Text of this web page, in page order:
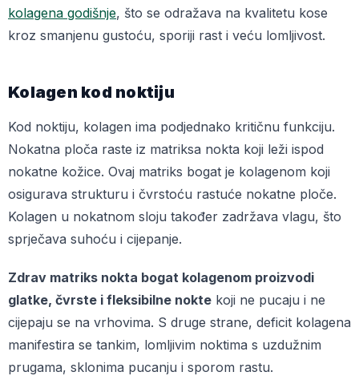
kolagena godišnje, što se odražava na kvalitetu kose
kroz smanjenu gustoću, sporiji rast i veću lomljivost.
Kolagen kod noktiju
Kod noktiju, kolagen ima podjednako kritičnu funkciju.
Nokatna ploča raste iz matriksa nokta koji leži ispod
nokatne kožice. Ovaj matriks bogat je kolagenom koji
osigurava strukturu i čvrstoću rastuće nokatne ploče.
Kolagen u nokatnom sloju također zadržava vlagu, što
sprječava suhoću i cijepanje.
Zdrav matriks nokta bogat kolagenom proizvodi
glatke, čvrste i fleksibilne nokte koji ne pucaju i ne
cijepaju se na vrhovima. S druge strane, deficit kolagena
manifestira se tankim, lomljivim noktima s uzdužnim
prugama, sklonima pucanju i sporom rastu.